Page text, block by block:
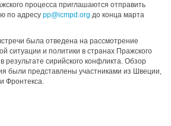
процесса приглашаются отправить
по адресу pp@icmpd.org до конца марта
была отведена на рассмотрение
ситуации и политики в странах Пражского
результате сирийского конфликта. Обзор
были представлены участниками из Швеции,
Фронтекса.